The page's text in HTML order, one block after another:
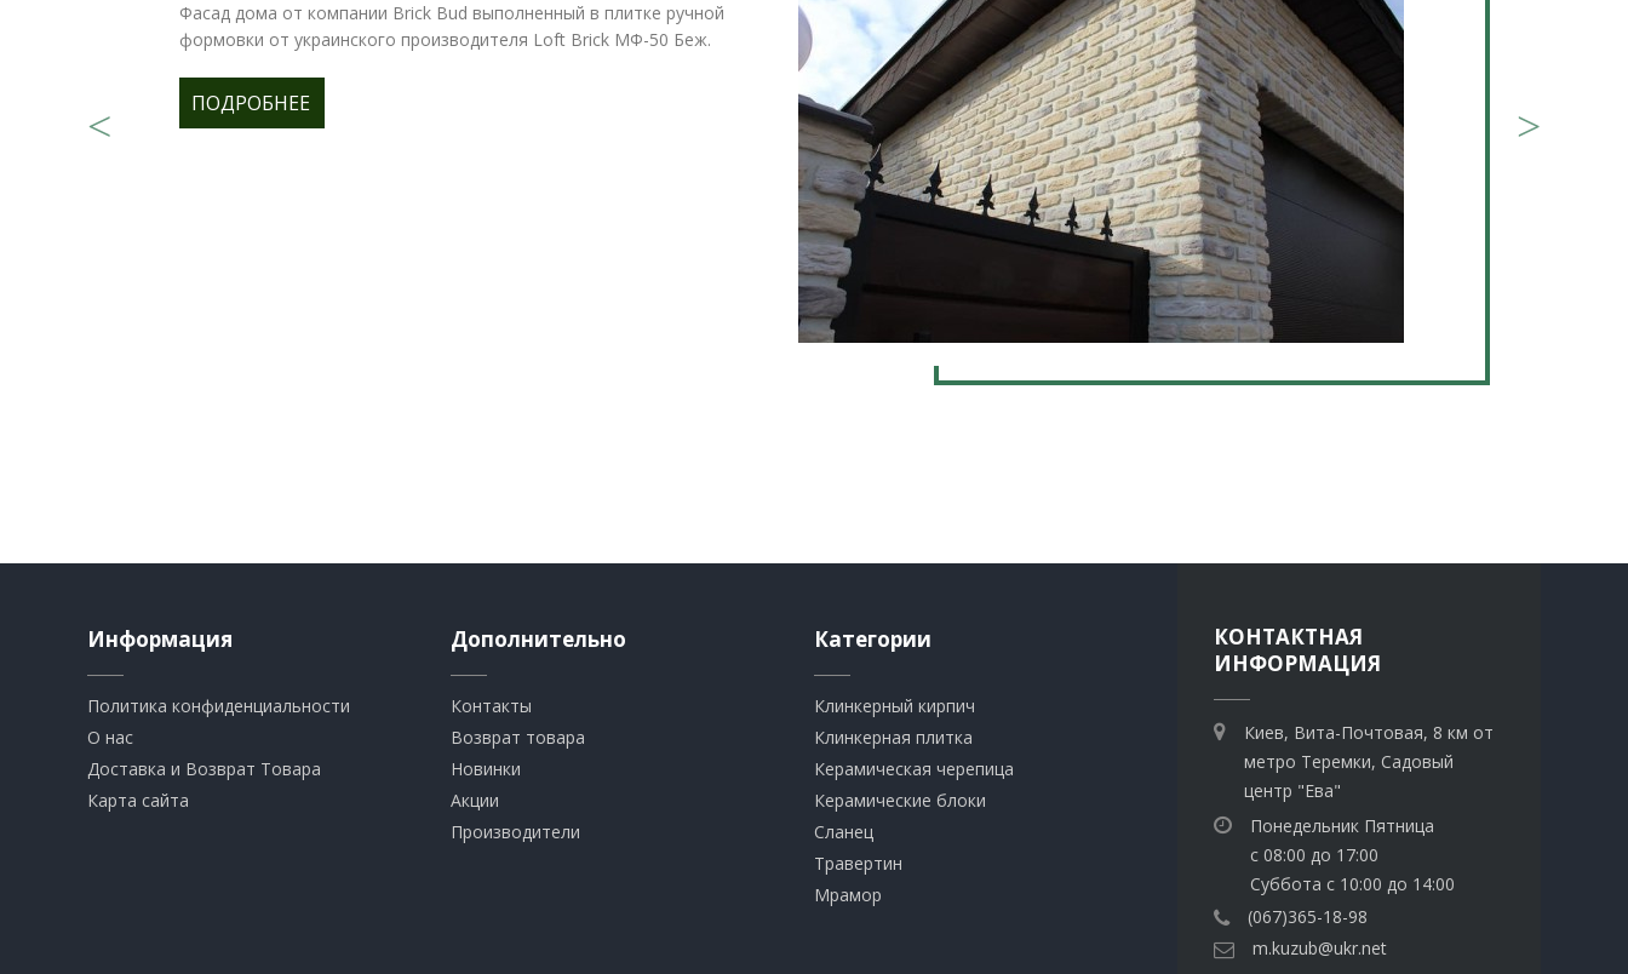
Фасад дома от компании Brick Bud выполненный в плитке ручной
формовки от украинского производителя Loft Brick МФ-50 Беж.
ПОДРОБНЕЕ
Информация
Политика конфиденциальности
О нас
Доставка и Возврат Товара
Карта сайта
Дополнительно
Контакты
Возврат товара
Новинки
Акции
Производители
Категории
Клинкерный кирпич​
​Клинкерная плитка
​Керамическая черепица
​Керамические блоки
​Сланец
Травертин​
​Мрамор
КОНТАКТНАЯ
ИНФОРМАЦИЯ
Киев, Вита-Почтовая, 8 км от
метро Теремки, Садовый
центр "Ева"
Понедельник Пятница
с 08:00 до 17:00
Суббота с 10:00 до 14:00
(067)365-18-98
m.kuzub@ukr.net